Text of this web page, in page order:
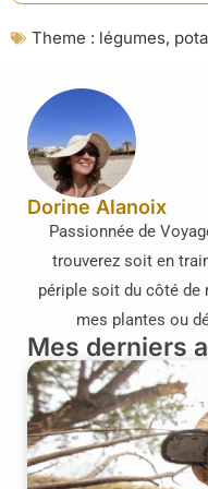
Theme : légumes,
Dorine Alanoix
Passionnée de
trouverez soit en
périple soit du côté de
mes plantes ou
Mes derniers